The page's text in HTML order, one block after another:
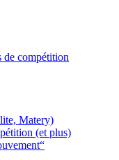
de compétition
Matery)
(et plus)